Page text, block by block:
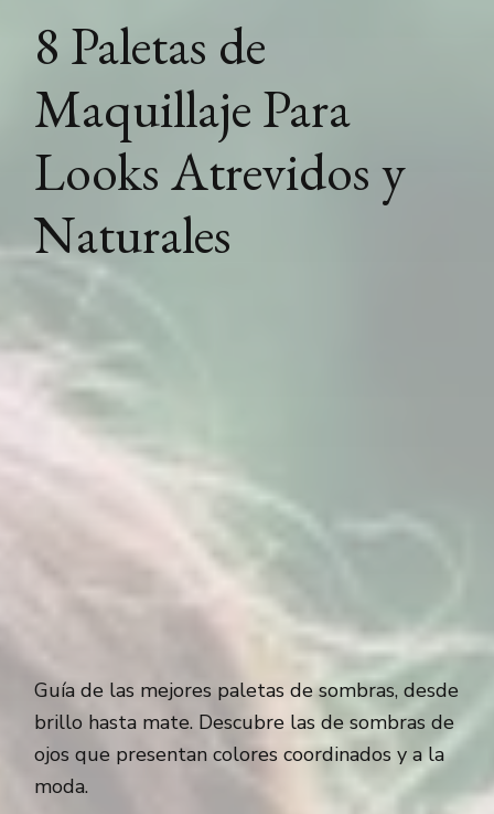
8 Paletas de
Maquillaje Para
Looks Atrevidos y
Naturales
Guía de las mejores paletas de sombras, desde
brillo hasta mate. Descubre las de sombras de
ojos que presentan colores coordinados y a la
moda.